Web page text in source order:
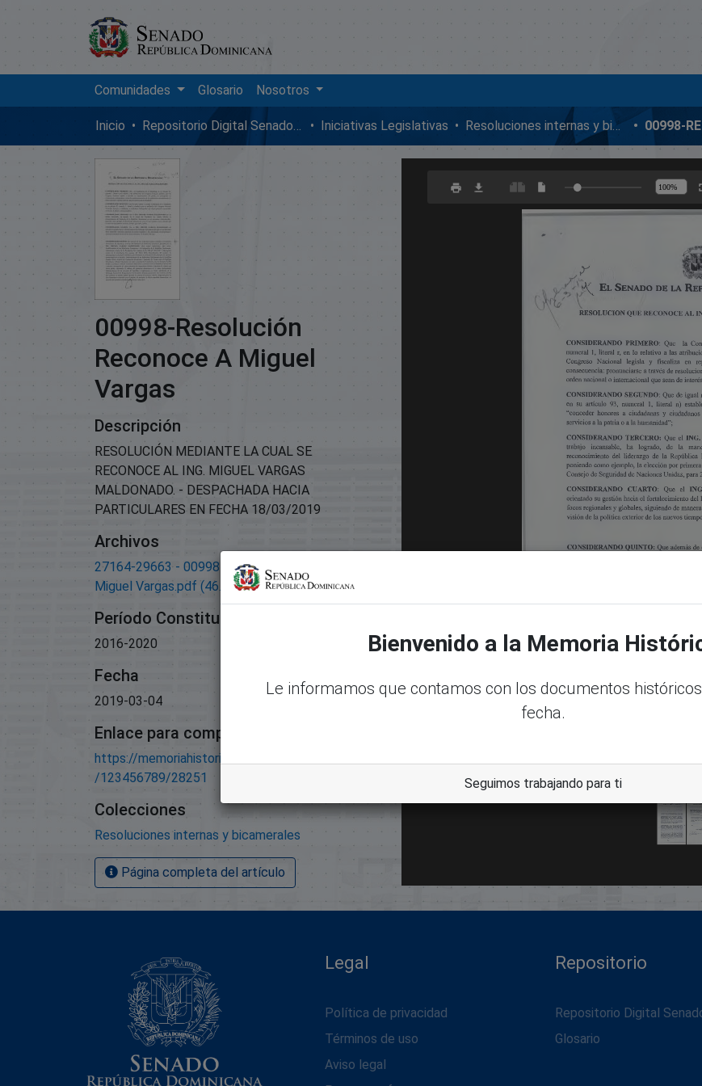
Comunidades Glosario Nosotros
Inicio Repositorio Digital SenadoRD Iniciativas Legislativas Resoluciones internas y bicamerales
00998-Resolución
Reconoce A Miguel
Vargas
Descripción
RESOLUCIÓN MEDIANTE LA CUAL SE
RECONOCE AL ING. MIGUEL VARGAS
MALDONADO. - DESPACHADA HACIA
PARTICULARES EN FECHA 18/03/2019
Archivos
27164-29663 - 00998-Resolución reconoce a
Miguel Vargas.pdf (46.38 KB)
Período Constitucional
2016-2020
Fecha
2019-03-04
Enlace para compartir este artículo
https://memoriahistorica.senadord.gob.do/handle
/123456789/28251
Colecciones
Resoluciones internas y bicamerales
Página completa del artículo
Legal
Política de privacidad
Términos de uso
Aviso legal
Repositorio
Repositorio Digital
Glosario
Bienvenido a la Memoria
Le informamos que contamos con los documentos
fecha.
Seguimos trabajando para ti